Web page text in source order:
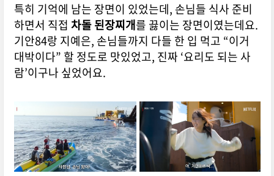
특히 기억에 남는 장면이 있었는데, 손님들 식사 준비
하면서 직접 차돌 된장찌개를 끓이는 장면이였는데요.
기안84랑 지예은, 손님들까지 다들 한 입 먹고 “이거
대박이다” 할 정도로 맛있었고, 진짜 ‘요리도 되는 사
람’이구나 싶었어요.